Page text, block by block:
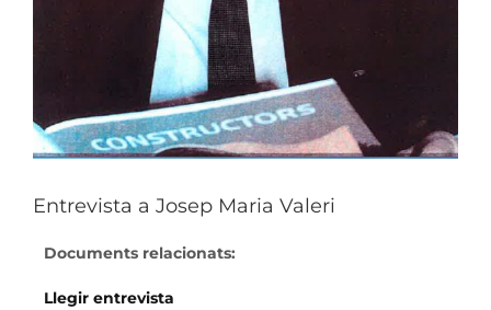
Entrevista a Josep Maria Valeri
Documents relacionats:
Llegir entrevista